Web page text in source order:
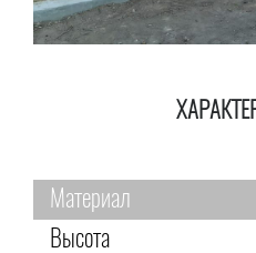
Материал
Высота